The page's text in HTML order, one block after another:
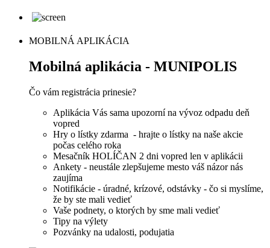
MOBILNÁ APLIKÁCIA
Mobilná aplikácia - MUNIPOLIS
Čo vám registrácia prinesie?
Aplikácia Vás sama upozorní na vývoz odpadu deň
vopred
Hry o lístky zdarma - hrajte o lístky na naše akcie
počas celého roka
Mesačník HOLÍČAN 2 dni vopred len v aplikácii
Ankety - neustále zlepšujeme mesto váš názor nás
zaujíma
Notifikácie - úradné, krízové, odstávky - čo si myslíme,
že by ste mali vedieť
Vaše podnety, o ktorých by sme mali vedieť
Tipy na výlety
Pozvánky na udalosti, podujatia